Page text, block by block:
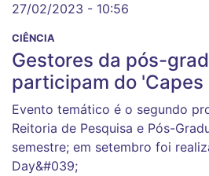
27/02/2023 - 10:56
CIÊNCIA
Gestores da pós-
participam do 'Capes
Evento temático é o segundo
Reitoria de Pesquisa e Pós-
semestre; em setembro foi
Day&#039;